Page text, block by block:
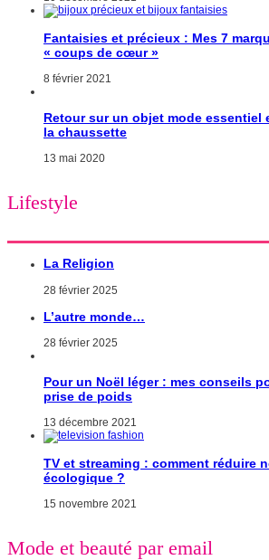
Fantaisies et précieux : Mes 7
« coups de cœur »
8 février 2021
Retour sur un objet mode essentiel
la chaussette
13 mai 2020
Lifestyle
La Religion
28 février 2025
L’autre monde…
28 février 2025
Pour un Noël léger : mes conseils
prise de poids
13 décembre 2021
TV et streaming : comment réduire
écologique ?
15 novembre 2021
Mode et beauté par email